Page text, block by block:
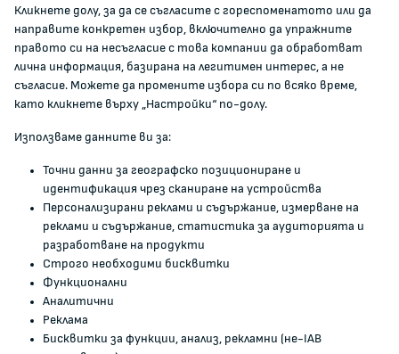
Документи и други актове
Информация
Полезни връзки
ЖАЛБИ И РЕГИСТРИ
Регистър на опасните стоки
Регистър на е-адреси на ЮЛ нежелаещи да получават
Помирителна комисия
0700 111 22
Кликнете долу, за да се съгласите с гореспоменатото или да
направите конкретен избор, включително да упражните
правото си на несъгласие с това компании да обработват
лична информация, базирана на легитимен интерес, а не
съгласие. Можете да промените избора си по всяко време,
като кликнете върху „Настройки“ по-долу.
Използваме данните ви за:
Точни данни за географско позициониране и
идентификация чрез сканиране на устройства
Персонализирани реклами и съдържание, измерване на
реклами и съдържание, статистика за аудиторията и
разработване на продукти
Строго необходими бисквитки
Функционални
Аналитични
Реклама
Бисквитки за функции, анализ, рекламни (не-IAB